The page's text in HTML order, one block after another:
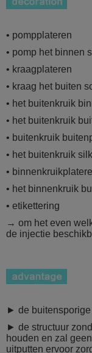
• pompplateren
• pomp het binnen
• kraagplateren
• kraag het buiten
• het buitenkruik
• het buitenkruik
• buitenkruik
• het buitenkruik
•
• het binnenkruik
• etikettering
→ om het even
de injectie
► de
► de structuur
houden en zal
uitputten ervoor